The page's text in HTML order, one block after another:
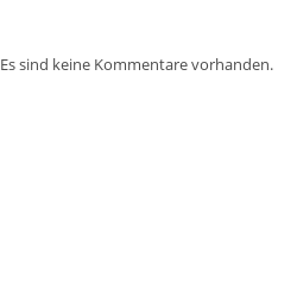
Es sind keine Kommentare vorhanden.